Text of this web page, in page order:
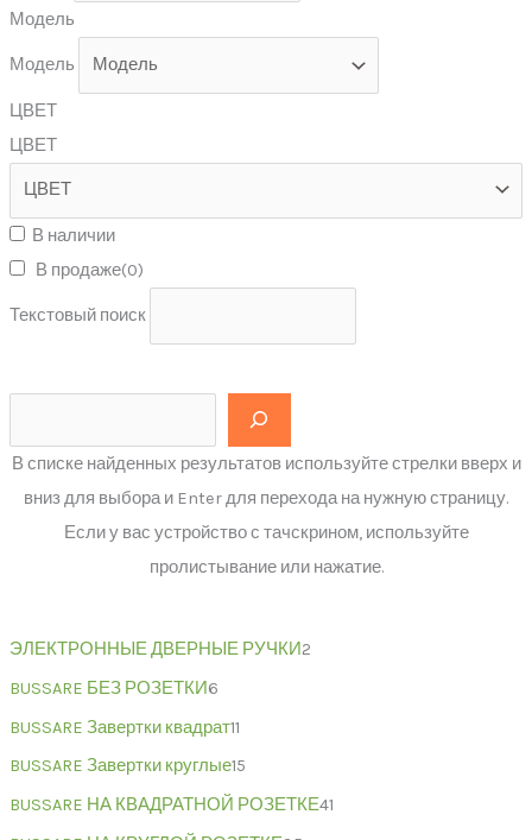
Модель
Модель
ЦВЕТ
ЦВЕТ
В наличии
В продаже(0)
Текстовый поиск
В списке найденных результатов используйте стрелки вверх и
вниз для выбора и Enter для перехода на нужную страницу.
Если у вас устройство с тачскрином, используйте
пролистывание или нажатие.
ЭЛЕКТРОННЫЕ ДВЕРНЫЕ РУЧКИ2
BUSSARE БЕЗ РОЗЕТКИ6
BUSSARE Завертки квадрат11
BUSSARE Завертки круглые15
BUSSARE НА КВАДРАТНОЙ РОЗЕТКЕ41